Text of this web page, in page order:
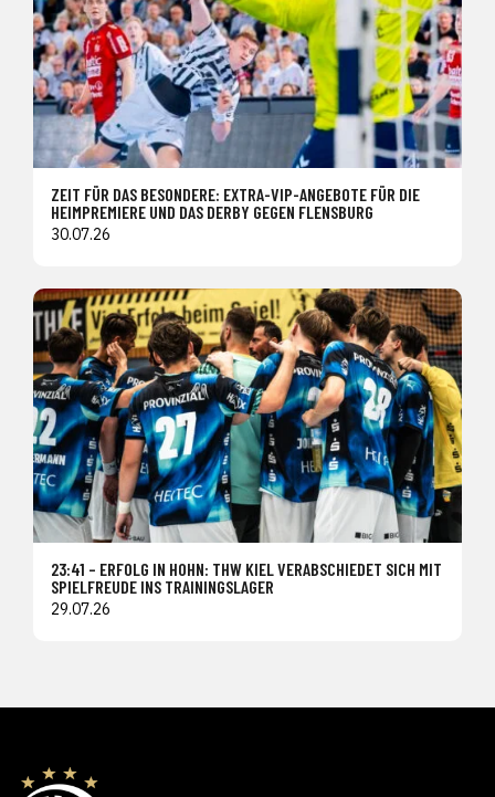
ZEIT FÜR DAS BESONDERE: EXTRA-VIP-ANGEBOTE FÜR DIE
HEIMPREMIERE UND DAS DERBY GEGEN FLENSBURG
30.07.26
23:41 – ERFOLG IN HOHN: THW KIEL VERABSCHIEDET SICH MIT
SPIELFREUDE INS TRAININGSLAGER
29.07.26